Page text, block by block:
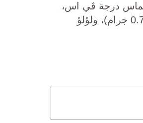
مرصع بالالماس درجة ڤي اس،
اللون جي (0.217 قيراط)، الاحجار الكريمة (0.738 جرام)، ولؤلؤ